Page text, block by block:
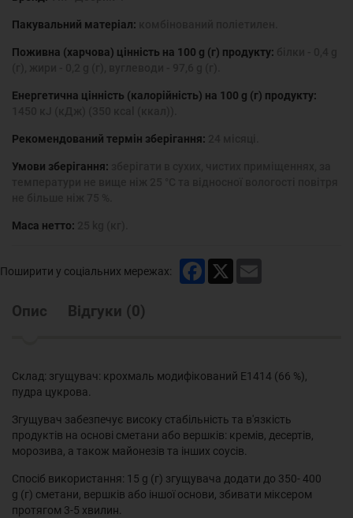
Пакувальний матеріал:
Поживна (харчова) цінність на 100 g (г) продукту:
Енергетична цінність (калорійність) на 100 g (г) продукту:
Рекомендований термін зберігання:
Умови зберігання:
Маса нетто:
Поширити у соціальних мережах: Facebook
Опис Відгуки (0)
Склад: згущувач: крохмаль модифікований Е1414 (66 %),
пудра цукрова.
Згущувач забезпечує високу стабільність та в'язкість
продуктів на основі сметани або вершків: кремів, десертів,
морозива, а також майонезів та інших соусів.
Спосіб використання: 15 g (г) згущувача додати до 350- 400
g (г) сметани, вершків або іншої основи, збивати міксером
протягом 3-5 хвилин.